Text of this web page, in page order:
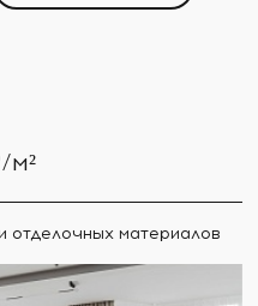
отделочных материалов